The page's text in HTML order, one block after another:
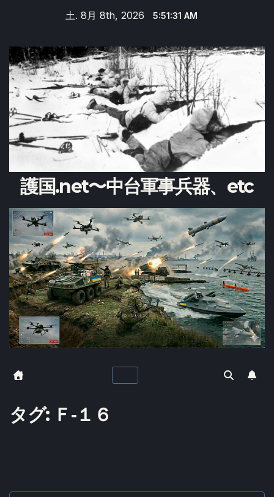
content
土. 8月 8th, 2026 5:51:31 AM
護国.net〜中台軍事兵器、etc
タグ: Ｆ‐１６